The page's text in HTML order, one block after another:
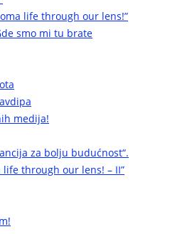
life through our lens!”
smo mi tu brate
medija!
za bolju budućnost“.
life through our lens! – II”